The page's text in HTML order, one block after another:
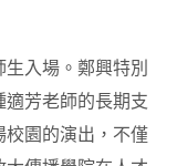
入場。鄭興特別
適芳老師的長期支
校園的演出，不僅